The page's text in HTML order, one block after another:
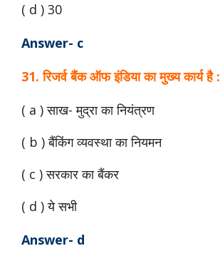
( d ) 30
Answer- c
31. रिजर्व बैंक ऑफ इंडिया का मुख्य कार्य है :
( a ) साख- मुद्रा का नियंत्रण
( b ) बैंकिंग व्यवस्था का नियमन
( c ) सरकार का बैंकर
( d ) ये सभी
Answer- d